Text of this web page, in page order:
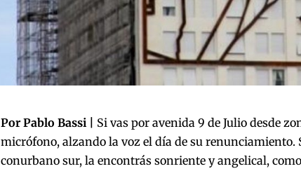
Por Pablo Bassi |
Si vas por avenida 9 de Julio desde
micrófono, alzando la voz el día de su renunciamiento.
conurbano sur, la encontrás sonriente y angelical,